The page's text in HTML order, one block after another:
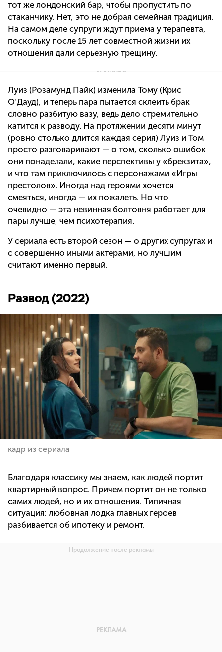
тот же лондонский бар, чтобы пропустить по
стаканчику. Нет, это не добрая семейная традиция.
На самом деле супруги ждут приема у терапевта,
поскольку после 15 лет совместной жизни их
отношения дали серьезную трещину.
Луиз (Розамунд Пайк) изменила Тому (Крис
О’Дауд), и теперь пара пытается склеить брак
словно разбитую вазу, ведь дело стремительно
катится к разводу. На протяжении десяти минут
(ровно столько длится каждая серия) Луиз и Том
просто разговаривают — о том, сколько ошибок
они понаделали, какие перспективы у «брекзита»,
и что там приключилось с персонажами «Игры
престолов». Иногда над героями хочется
смеяться, иногда — их пожалеть. Но что
очевидно — эта невинная болтовня работает для
пары лучше, чем психотерапия.
У сериала есть второй сезон — о других супругах и
с совершенно иными актерами, но лучшим
считают именно первый.
Развод (2022)
кадр из сериала
Благодаря классику мы знаем, как людей портит
квартирный вопрос. Причем портит он не только
самих людей, но и их отношения. Типичная
ситуация: любовная лодка главных героев
разбивается об ипотеку и ремонт.